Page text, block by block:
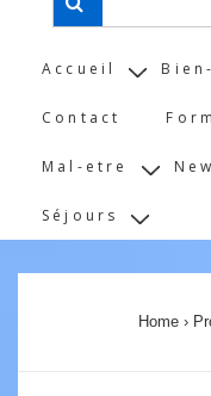
Main
Accueil
Contact
Mal-etre
Séjours
Home ›